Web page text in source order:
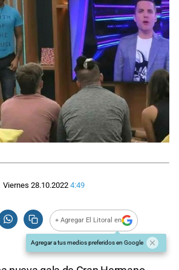
Viernes 28.10.2022 4:49
+ Agregar El Litoral en
Agregar a tus medios preferidos en Google